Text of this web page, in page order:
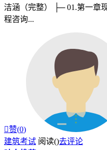
洁涵（完整） ├─ 01.第一章
程咨询...
赞(0)
建筑考试 阅读()去评论